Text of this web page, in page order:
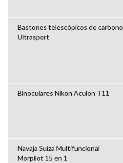
Bastones telescópicos de carbono
Ultrasport
Binoculares Nikon Aculon T11
Navaja Suiza Multifuncional
Morpilot 15 en 1